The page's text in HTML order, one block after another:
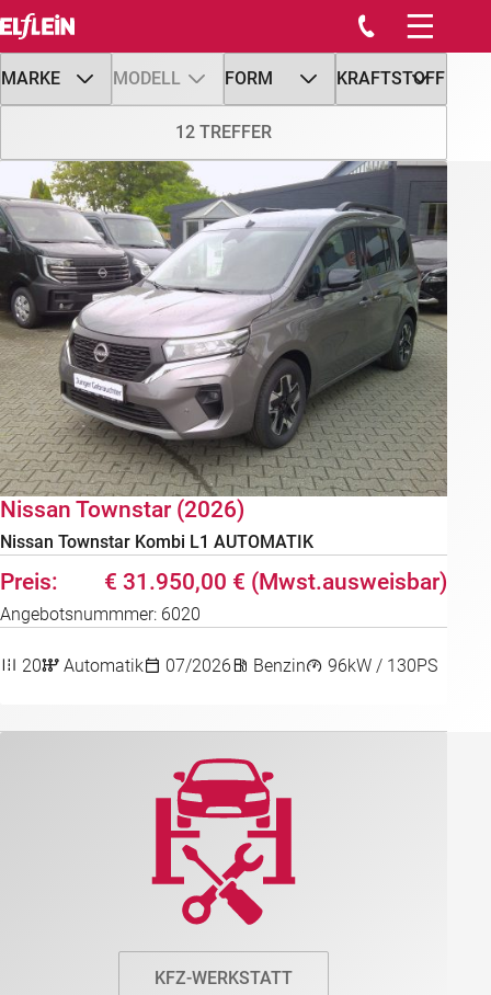
Startseite
Werkstatt
Marktplatz
Tankstelle/Shop
Waschstraße
Über uns
Kontakt
Stellenangebote
Impressum
Datenschutz
Nissan Townstar (2026)
Nissan Townstar Kombi L1 AUTOMATIK
€ 31.950,00 € (Mwst.ausweisbar)
Angebotsnummmer: 6020
20 Automatik 07/2026 Benzin 96kW / 130PS
KFZ-WERKSTATT